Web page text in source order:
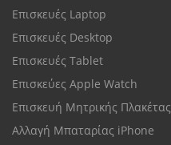
Επισκευές Laptop
Επισκευές Desktop
Επισκευές Tablet
Επισκεύες Apple Watch
Επισκευή Μητρικής Πλακέτας
Αλλαγή Μπαταρίας iPhone